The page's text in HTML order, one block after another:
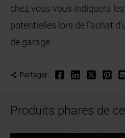
chez vous vous indiquera
potentielles lors de l’achat
de garage.
Partager:
Produits phares de